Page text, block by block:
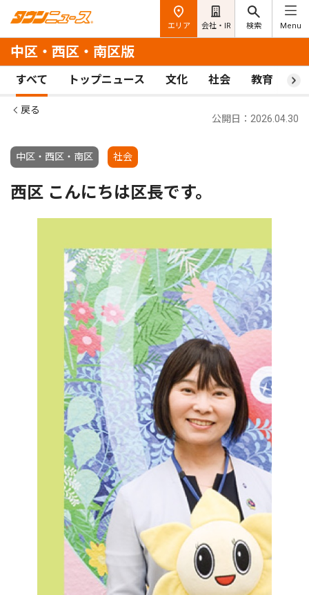
エリア 会社・IR 検索 Menu
中区・西区・南区版
すべて トップニュース 文化 社会 教育 ス
戻る
中区・西区・南区 社会
公開日：2026.04.30
西区 こんにちは区長です。